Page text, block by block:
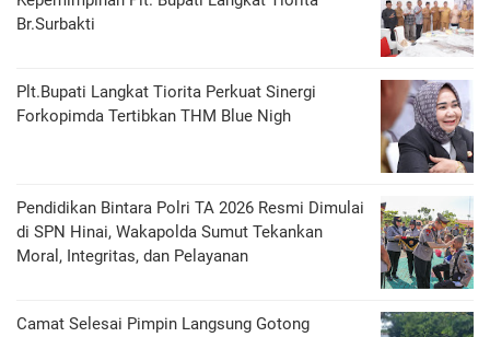
Br.Surbakti
Plt.Bupati Langkat Tiorita Perkuat Sinergi
Forkopimda Tertibkan THM Blue Nigh
Pendidikan Bintara Polri TA 2026 Resmi Dimulai
di SPN Hinai, Wakapolda Sumut Tekankan
Moral, Integritas, dan Pelayanan
Camat Selesai Pimpin Langsung Gotong